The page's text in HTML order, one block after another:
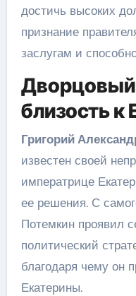
достичь высоких
признание
заслугам и
Дворцовый
близость к
Григорий
известен своей
императрице
ее решения. С
Потемкин проявил
политический
благодаря чему он
Екатерины.